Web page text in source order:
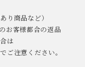
り商品など）
お客様都合の返品
は
ご注意ください。